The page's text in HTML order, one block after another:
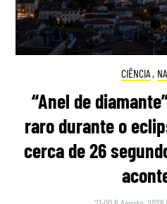
CIÊNCIA ,
“Anel de
raro durante o
cerca de 26